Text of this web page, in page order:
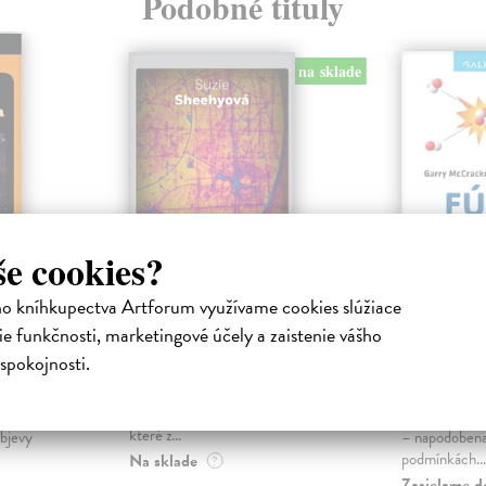
cookies?
kníhkupectva Artforum využívame cookies slúžiace
funkčnosti, marketingové účely a zaistenie vášho
na sklade
Podstata všeho
Sheehyová Suzie| Kniha
které z...
Na sklade ?
Fúze.
Může být
–
podmínkách...